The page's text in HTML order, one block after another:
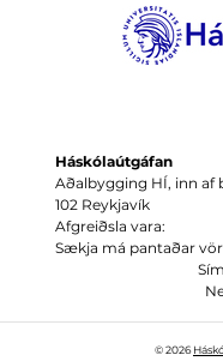
Háskólaútgáfan
Aðalbygging HÍ, inn af
102 Reykjavík
Afgreiðsla vara:
Sækja má pantaðar
© 2026